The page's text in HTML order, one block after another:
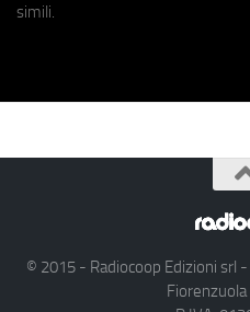
simili.
© 2015 - Radiocoop Edizioni srl
Fiorenzuola